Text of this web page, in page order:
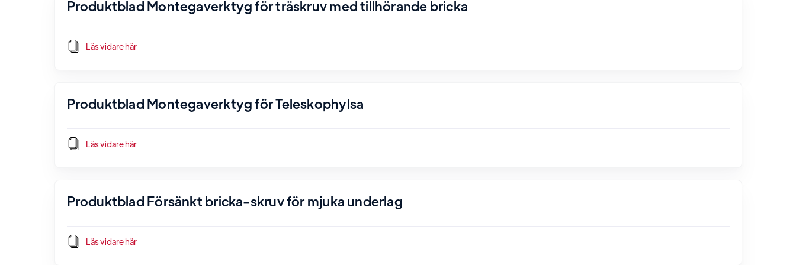
Produktblad Montegaverktyg för träskruv med tillhörande bricka
Läs vidare här
Produktblad Montegaverktyg för Teleskophylsa
Läs vidare här
Produktblad Försänkt bricka-skruv för mjuka underlag
Läs vidare här